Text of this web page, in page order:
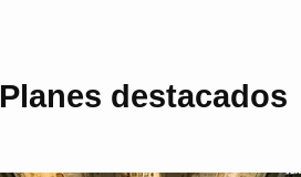
Planes destacados